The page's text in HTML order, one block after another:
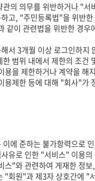
의 의무를 위반하거나 "서
고, "주민등록법"을 위반한
같이 관련법을 위반한 경
3개월 이상 로그인하지
범위 내에서 제한의 조건
을 제한하거나 계약을 해
제한 등에 대해 "회사"가
에 준하는 불가항력으로
로 인한 "서비스" 이용의
"와 관련하여 게재한 정보,
원"과 제3자 상호간에 "